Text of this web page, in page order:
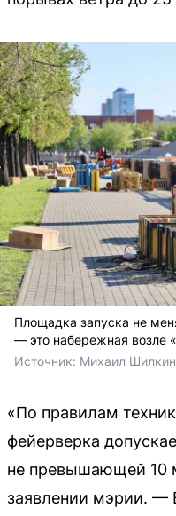
Площадка запуска не
— это набережная возле
Источник: Михаил Шилкин
«По правилам
фейерверка
не превышающей 10
заявлении мэрии. —